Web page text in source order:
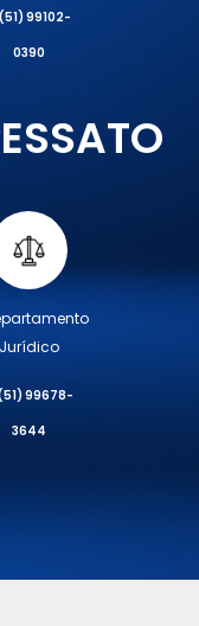
(51) 99102-
0390
Jurídico
99678-
3644